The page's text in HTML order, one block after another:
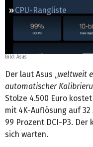
CPU-Rangliste
Bild: Asus
Der laut Asus „ weltweit
automatischer
Stolze 4.500 Euro kostet
mit 4K-Auflösung auf
99 Prozent DCI-P3. Der
sich warten.